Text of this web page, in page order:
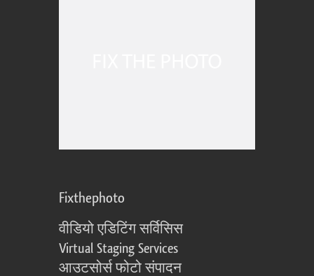
Fixthephoto
वीडियो एडिटिंग सर्विसिस
Virtual Staging Services
आउटसोर्स फोटो संपादन